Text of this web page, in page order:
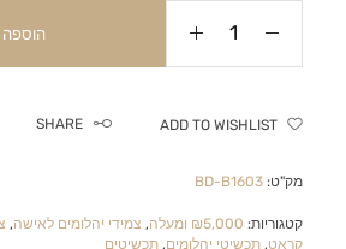
ADD TO WISHLIST
SHARE
מק"ט:BD-B1603
קטגוריות: ₪5,000 ומעלה , צמידי יהלומים לאישה,
קראט,תכשיטי יהלומים,תכשיטים